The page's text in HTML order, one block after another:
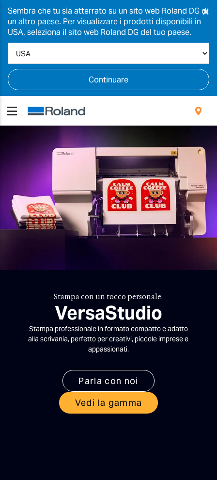
Sembra che tu sia atterrato su un sito web Roland DG di
un altro paese. Per visualizzare i prodotti disponibili in
USA, seleziona il sito web Roland DG del tuo paese.
Continuare
×
Stampa con un tocco personale.
VersaStudio
Stampa professionale in formato compatto e adatto
alla scrivania, perfetto per creativi, piccole imprese e
appassionati.
Parla con noi
Vedi la gamma